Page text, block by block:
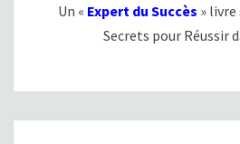
Un « Expert du Succès » livre
Secrets pour Réussir